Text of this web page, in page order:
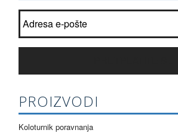
Pridružiti našoj listi
PROIZVODI
Koloturnik poravnanja